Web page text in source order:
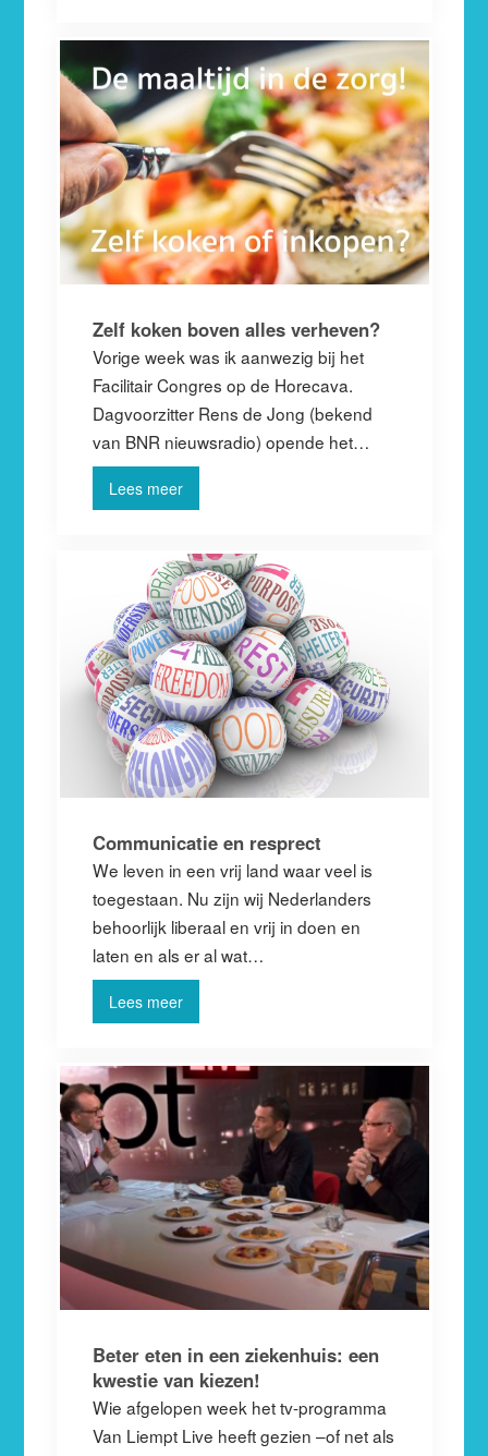
Zelf koken boven alles verheven?
Vorige week was ik aanwezig bij het
Facilitair Congres op de Horecava.
Dagvoorzitter Rens de Jong (bekend
van BNR nieuwsradio) opende het…
Lees meer
Communicatie en resprect
We leven in een vrij land waar veel is
toegestaan. Nu zijn wij Nederlanders
behoorlijk liberaal en vrij in doen en
laten en als er al wat…
Lees meer
Beter eten in een ziekenhuis: een
kwestie van kiezen!
Wie afgelopen week het tv-programma
Van Liempt Live heeft gezien –of net als